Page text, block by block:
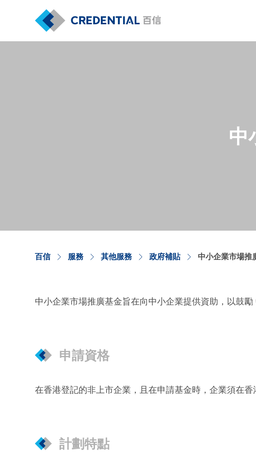
中
百信 服務 其他服務 政府補貼 中小企業市場推
中小企業市場推廣基金旨在向中小企業提供資助，以鼓
申請資格
在香港登記的非上市企業，且在申請基金時，企業須在香
計劃特點